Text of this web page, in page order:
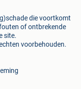
die voortkomt
of ontbrekende
site.
voorbehouden.